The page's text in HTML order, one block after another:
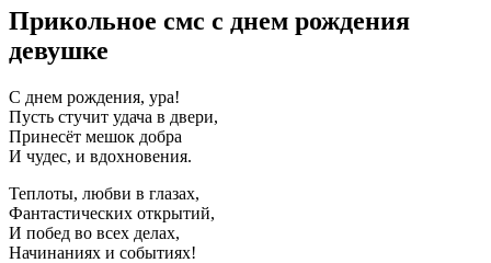
Прикольное смс с днем рождения
девушке
С днем рождения, ура!
Пусть стучит удача в двери,
Принесёт мешок добра
И чудес, и вдохновения.
Теплоты, любви в глазах,
Фантастических открытий,
И побед во всех делах,
Начинаниях и событиях!